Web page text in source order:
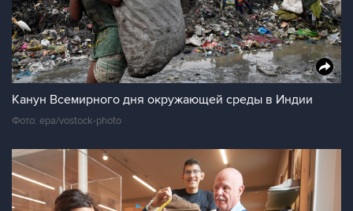
Канун Всемирного дня окружающей среды в Индии
Фото: epa/vostock-photo